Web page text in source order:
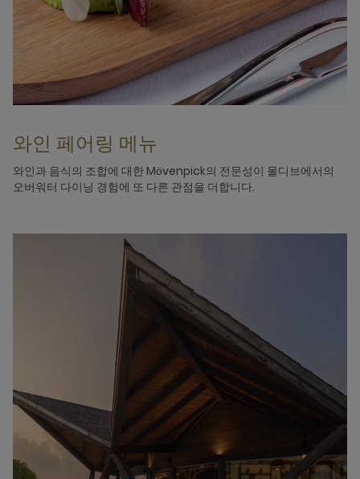
와인 페어링 메뉴
와인과 음식의 조합에 대한 Mӧvenpick의 전문성이 몰디브에서의
오버워터 다이닝 경험에 또 다른 관점을 더합니다.